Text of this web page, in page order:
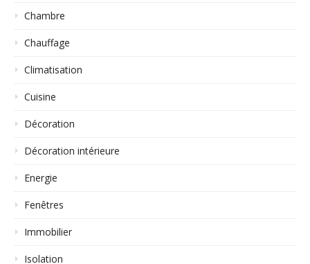
Chambre
Chauffage
Climatisation
Cuisine
Décoration
Décoration intérieure
Energie
Fenêtres
Immobilier
Isolation